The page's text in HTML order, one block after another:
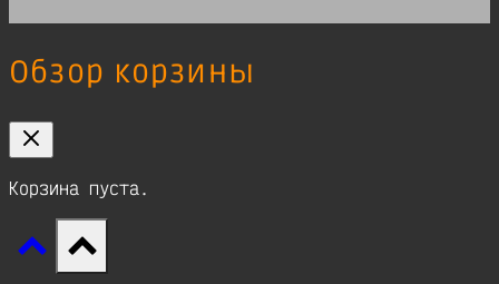
Обзор корзины
Корзина пуста.